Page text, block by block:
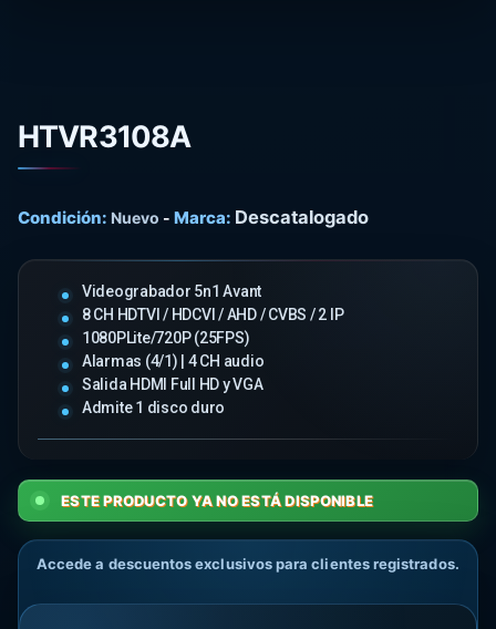
HTVR3108A
Condición: Nuevo - Marca: Descatalogado
Videograbador 5n1 Avant
8 CH HDTVI / HDCVI / AHD / CVBS / 2 IP
1080PLite/720P (25FPS)
Alarmas (4/1) | 4 CH audio
Salida HDMI Full HD y VGA
Admite 1 disco duro
ESTE PRODUCTO YA NO ESTÁ DISPONIBLE
Accede a descuentos exclusivos para clientes registrados.